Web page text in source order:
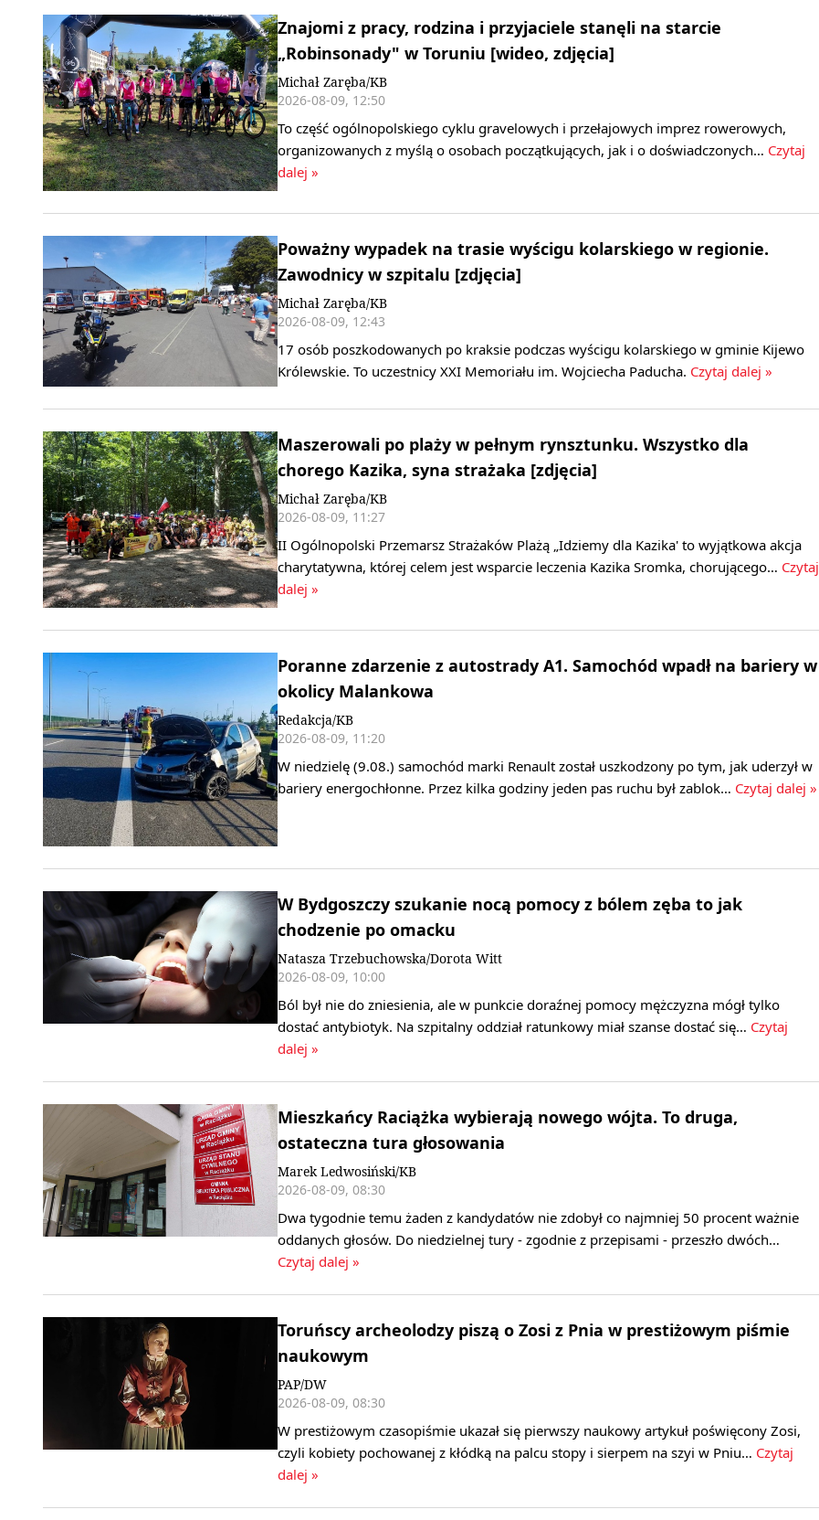
Znajomi z pracy, rodzina i przyjaciele stanęli na starcie
„Robinsonady" w Toruniu [wideo, zdjęcia]
Michał Zaręba/KB
2026-08-09, 12:50
To część ogólnopolskiego cyklu gravelowych i przełajowych imprez rowerowych,
organizowanych z myślą o osobach początkujących, jak i o doświadczonych… Czytaj
dalej »
Poważny wypadek na trasie wyścigu kolarskiego w regionie.
Zawodnicy w szpitalu [zdjęcia]
Michał Zaręba/KB
2026-08-09, 12:43
17 osób poszkodowanych po kraksie podczas wyścigu kolarskiego w gminie Kijewo
Królewskie. To uczestnicy XXI Memoriału im. Wojciecha Paducha. Czytaj dalej »
Maszerowali po plaży w pełnym rynsztunku. Wszystko dla
chorego Kazika, syna strażaka [zdjęcia]
Michał Zaręba/KB
2026-08-09, 11:27
II Ogólnopolski Przemarsz Strażaków Plażą „Idziemy dla Kazika' to wyjątkowa akcja
charytatywna, której celem jest wsparcie leczenia Kazika Sromka, chorującego… Czytaj
dalej »
Poranne zdarzenie z autostrady A1. Samochód wpadł na bariery w
okolicy Malankowa
Redakcja/KB
2026-08-09, 11:20
W niedzielę (9.08.) samochód marki Renault został uszkodzony po tym, jak uderzył w
bariery energochłonne. Przez kilka godziny jeden pas ruchu był zablok… Czytaj dalej »
W Bydgoszczy szukanie nocą pomocy z bólem zęba to jak
chodzenie po omacku
Natasza Trzebuchowska/Dorota Witt
2026-08-09, 10:00
Ból był nie do zniesienia, ale w punkcie doraźnej pomocy mężczyzna mógł tylko
dostać antybiotyk. Na szpitalny oddział ratunkowy miał szanse dostać się… Czytaj
dalej »
Mieszkańcy Raciążka wybierają nowego wójta. To druga,
ostateczna tura głosowania
Marek Ledwosiński/KB
2026-08-09, 08:30
Dwa tygodnie temu żaden z kandydatów nie zdobył co najmniej 50 procent ważnie
oddanych głosów. Do niedzielnej tury - zgodnie z przepisami - przeszło dwóch…
Czytaj dalej »
Toruńscy archeolodzy piszą o Zosi z Pnia w prestiżowym piśmie
naukowym
PAP/DW
2026-08-09, 08:30
W prestiżowym czasopiśmie ukazał się pierwszy naukowy artykuł poświęcony Zosi,
czyli kobiety pochowanej z kłódką na palcu stopy i sierpem na szyi w Pniu… Czytaj
dalej »